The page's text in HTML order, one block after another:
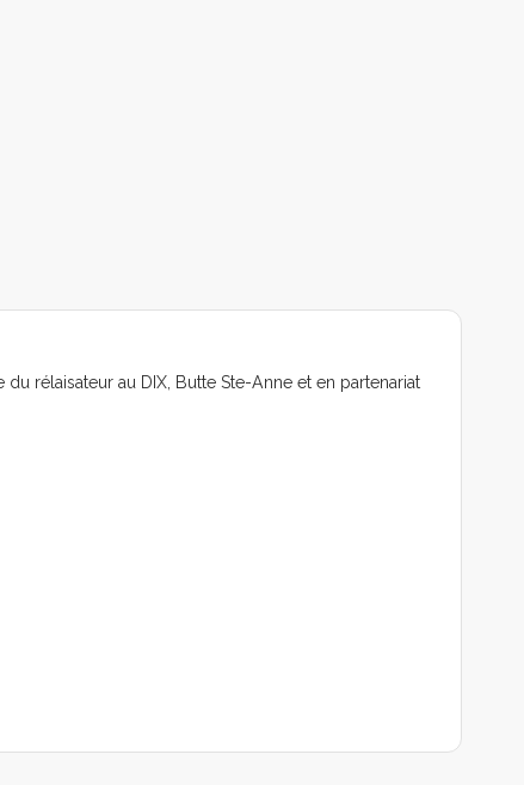
rélaisateur au DIX, Butte Ste-Anne et en partenariat